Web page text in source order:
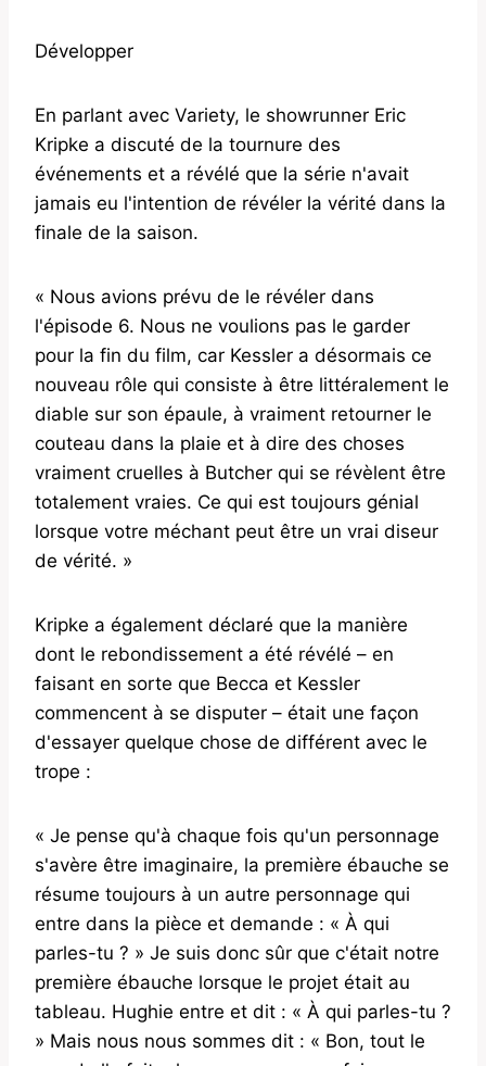
Développer
En parlant avec Variety, le showrunner Eric
Kripke a discuté de la tournure des
événements et a révélé que la série n'avait
jamais eu l'intention de révéler la vérité dans la
finale de la saison.
« Nous avions prévu de le révéler dans
l'épisode 6. Nous ne voulions pas le garder
pour la fin du film, car Kessler a désormais ce
nouveau rôle qui consiste à être littéralement le
diable sur son épaule, à vraiment retourner le
couteau dans la plaie et à dire des choses
vraiment cruelles à Butcher qui se révèlent être
totalement vraies. Ce qui est toujours génial
lorsque votre méchant peut être un vrai diseur
de vérité. »
Kripke a également déclaré que la manière
dont le rebondissement a été révélé – en
faisant en sorte que Becca et Kessler
commencent à se disputer – était une façon
d'essayer quelque chose de différent avec le
trope :
« Je pense qu'à chaque fois qu'un personnage
s'avère être imaginaire, la première ébauche se
résume toujours à un autre personnage qui
entre dans la pièce et demande : « À qui
parles-tu ? » Je suis donc sûr que c'était notre
première ébauche lorsque le projet était au
tableau. Hughie entre et dit : « À qui parles-tu ?
» Mais nous nous sommes dit : « Bon, tout le